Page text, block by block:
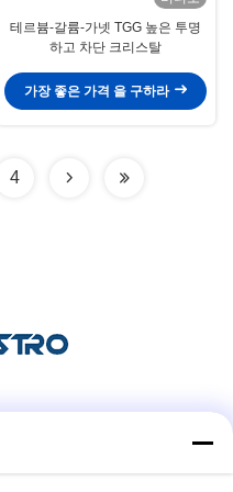
테르븀-갈륨-가넷 TGG 높은 투명
하고 차단 크리스탈
가장 좋은 가격 을 구하라
4